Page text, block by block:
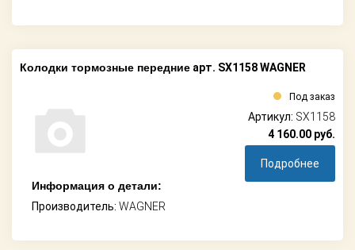
Колодки тормозные передние арт. SX1158 WAGNER
Информация о детали:
Производитель: WAGNER
Под заказ
Артикул: SX1158
4 160.00 руб.
Подробнее